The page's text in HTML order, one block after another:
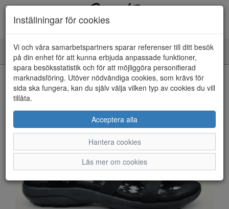
Toggle
navigation
HEM
Inställningar för cookies
Vi och våra samarbetspartners sparar referenser till ditt besök
på din enhet för att kunna erbjuda anpassade funktioner,
spara besöksstatistik och för att möjliggöra personifierad
marknadsföring. Utöver nödvändiga cookies, som krävs för
sida ska fungera, kan du själv välja vilken typ av cookies du vill
tillåta.
Acceptera alla
Hantera cookies
Läs mer om cookies